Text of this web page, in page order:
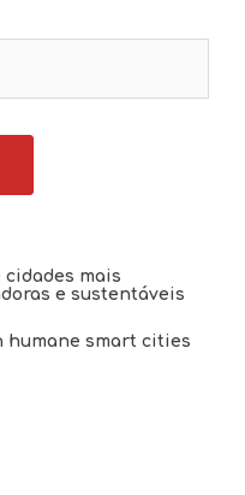
mais
e sustentáveis
humane smart cities